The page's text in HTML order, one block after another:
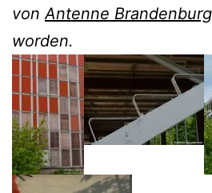
von Antenne Brandenburg
worden.